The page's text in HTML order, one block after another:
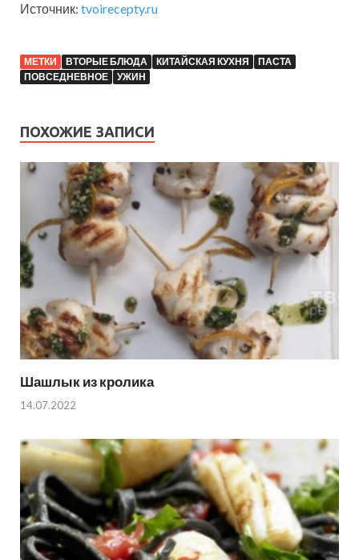
Источник: tvoirecepty.ru
МЕТКИ ВТОРЫЕ БЛЮДА КИТАЙСКАЯ КУХНЯ
ПАСТА
ПОВСЕДНЕВНОЕ
УЖИН
ПОХОЖИЕ ЗАПИСИ
Шашлык из кролика
14.07.2022